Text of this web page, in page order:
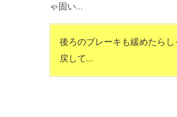
ゃ固い…
後ろのブレーキも緩めたらし
戻して…